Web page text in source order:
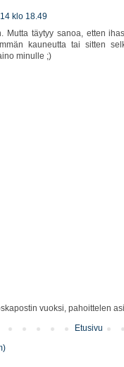
klo 18.49
Mutta täytyy sanoa, etten
kauneutta tai sitten
minulle ;)
vuoksi, pahoittelen
Etusivu